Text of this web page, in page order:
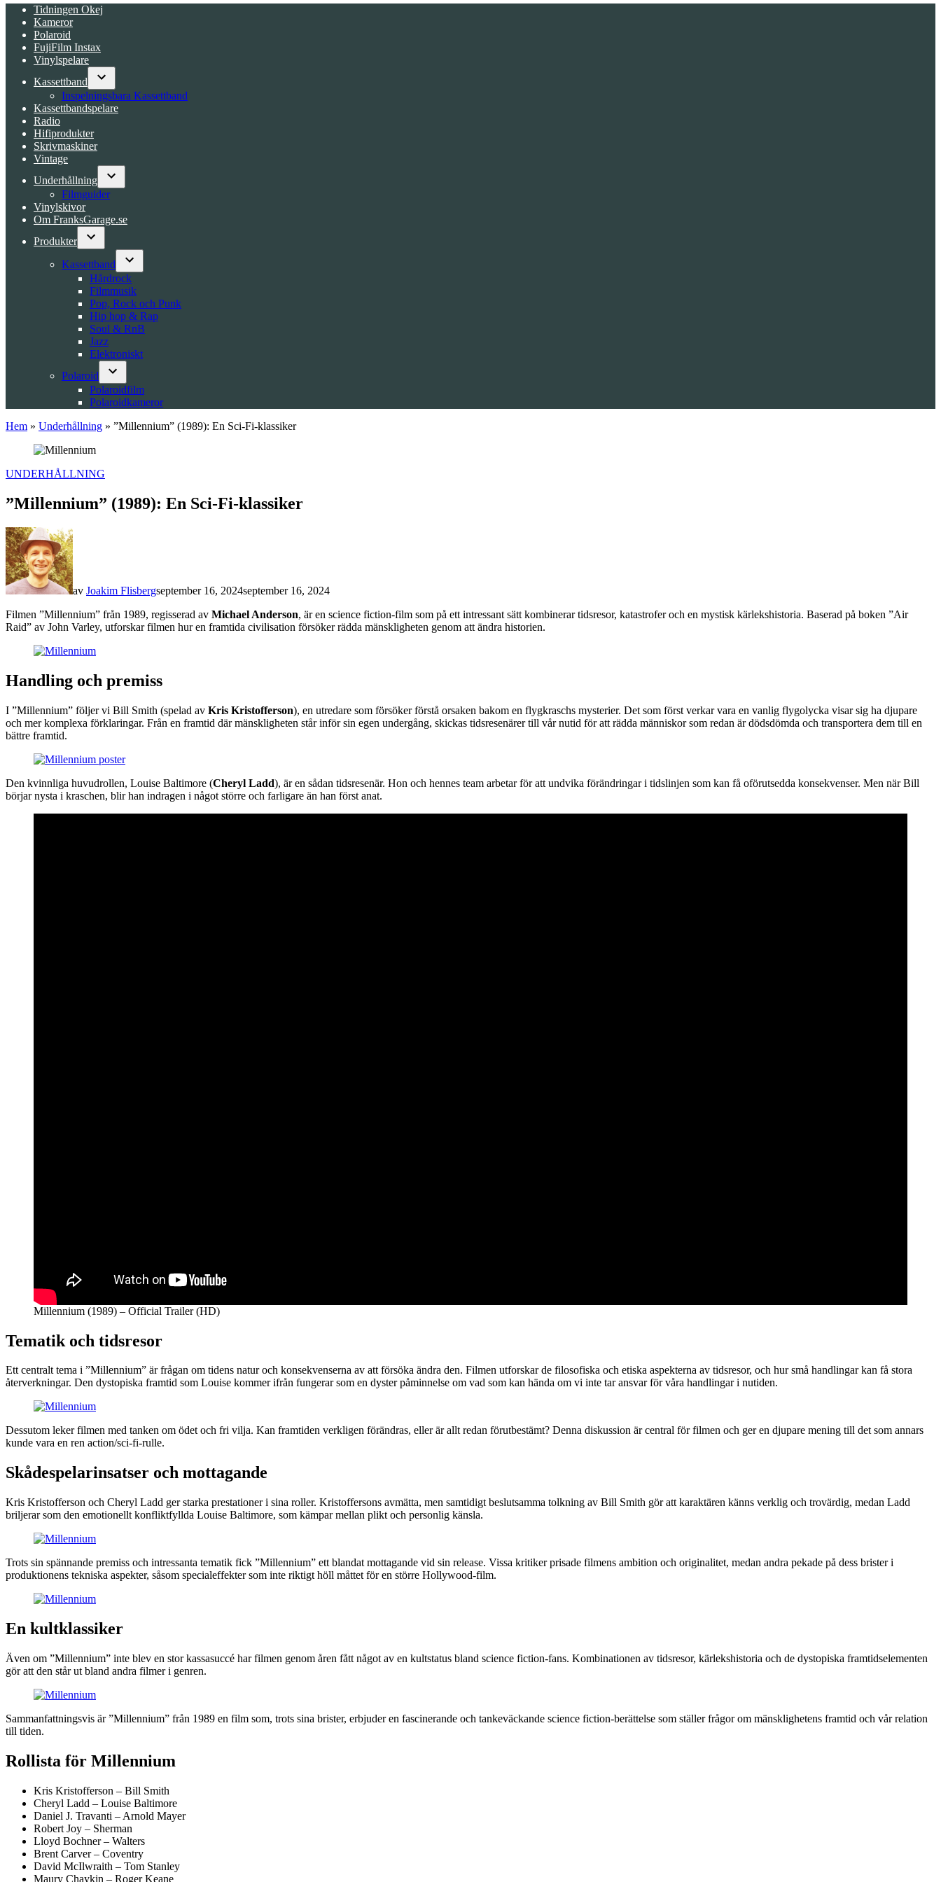
Tidningen Okej
Kameror
Polaroid
FujiFilm Instax
Vinylspelare
Kassettband
Open
dropdown
menu
Inspelningsbara Kassettband
Kassettbandspelare
Radio
Hifiprodukter
Skrivmaskiner
Vintage
Underhållning
Open
Filmguider
Vinylskivor
Om FranksGarage.se
Produkter
Open
dropdown
menu
Kassettband
Open
dropdown
menu
Hårdrock
Filmmusik
Pop, Rock och Punk
Hip hop & Rap
Soul & RnB
Jazz
Elektroniskt
Polaroid
Open
dropdown
menu
Polaroidfilm
Polaroidkameror
Hem » Underhållning » ”Millennium” (1989): En Sci-Fi-klassiker
POSTED
UNDERHÅLLNING
”Millennium” (1989): En Sci-Fi-klassiker
av Joakim Flisbergseptember 16, 2024september 16, 2024
Filmen ”Millennium” från 1989, regisserad av Michael Anderson, är en science fiction-film som på ett intressant sätt kombinerar tidsresor, katastrofer och en mystisk kärlekshistoria. Baserad på boken ”Air
Raid” av John Varley, utforskar filmen hur en framtida civilisation försöker rädda mänskligheten genom att ändra historien.
Handling och premiss
I ”Millennium” följer vi Bill Smith (spelad av Kris Kristofferson), en utredare som försöker förstå orsaken bakom en flygkraschs mysterier. Det som först verkar vara en vanlig flygolycka visar sig ha djupare
och mer komplexa förklaringar. Från en framtid där mänskligheten står inför sin egen undergång, skickas tidsresenärer till vår nutid för att rädda människor som redan är dödsdömda och transportera dem till en
bättre framtid.
Den kvinnliga huvudrollen, Louise Baltimore (Cheryl Ladd), är en sådan tidsresenär. Hon och hennes team arbetar för att undvika förändringar i tidslinjen som kan få oförutsedda konsekvenser. Men när Bill
börjar nysta i kraschen, blir han indragen i något större och farligare än han först anat.
Millennium (1989) – Official Trailer (HD)
Tematik och tidsresor
Ett centralt tema i ”Millennium” är frågan om tidens natur och konsekvenserna av att försöka ändra den. Filmen utforskar de filosofiska och etiska aspekterna av tidsresor, och hur små handlingar kan få stora
återverkningar. Den dystopiska framtid som Louise kommer ifrån fungerar som en dyster påminnelse om vad som kan hända om vi inte tar ansvar för våra handlingar i nutiden.
Dessutom leker filmen med tanken om ödet och fri vilja. Kan framtiden verkligen förändras, eller är allt redan förutbestämt? Denna diskussion är central för filmen och ger en djupare mening till det som annars
kunde vara en ren action/sci-fi-rulle.
Skådespelarinsatser och mottagande
Kris Kristofferson och Cheryl Ladd ger starka prestationer i sina roller. Kristoffersons avmätta, men samtidigt beslutsamma tolkning av Bill Smith gör att karaktären känns verklig och trovärdig, medan Ladd
briljerar som den emotionellt konfliktfyllda Louise Baltimore, som kämpar mellan plikt och personlig känsla.
Trots sin spännande premiss och intressanta tematik fick ”Millennium” ett blandat mottagande vid sin release. Vissa kritiker prisade filmens ambition och originalitet, medan andra pekade på dess brister i
produktionens tekniska aspekter, såsom specialeffekter som inte riktigt höll måttet för en större Hollywood-film.
En kultklassiker
Även om ”Millennium” inte blev en stor kassasuccé har filmen genom åren fått något av en kultstatus bland science fiction-fans. Kombinationen av tidsresor, kärlekshistoria och de dystopiska framtidselementen
gör att den står ut bland andra filmer i genren.
Sammanfattningsvis är ”Millennium” från 1989 en film som, trots sina brister, erbjuder en fascinerande och tankeväckande science fiction-berättelse som ställer frågor om mänsklighetens framtid och vår relation
till tiden.
Rollista för Millennium
Kris Kristofferson – Bill Smith
Cheryl Ladd – Louise Baltimore
Daniel J. Travanti – Arnold Mayer
Robert Joy – Sherman
Lloyd Bochner – Walters
Brent Carver – Coventry
David McIlwraith – Tom Stanley
Maury Chaykin – Roger Keane